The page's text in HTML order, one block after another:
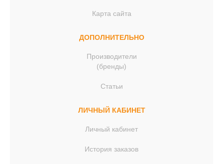
Карта сайта
ДОПОЛНИТЕЛЬНО
Производители
(бренды)
Статьи
ЛИЧНЫЙ КАБИНЕТ
Личный кабинет
История заказов